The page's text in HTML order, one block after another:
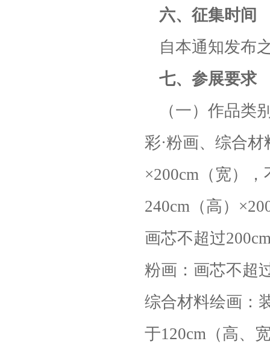
六、征集时间
自本通知发布
七、参展要求
（一）作品类
彩·粉画、综合
×200cm（宽）
240cm（高）
画芯不超过
粉画：画芯不超
综合材料绘画：
于120cm（高、